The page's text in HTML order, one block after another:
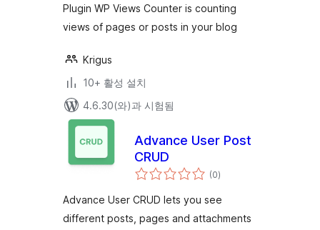
Plugin WP Views Counter is counting
views of pages or posts in your blog
Krigus
10+ 활성 설치
4.6.30(와)과 시험됨
Advance User Post
CRUD
(0전
체
점
)
Advance User CRUD lets you see
different posts, pages and attachments